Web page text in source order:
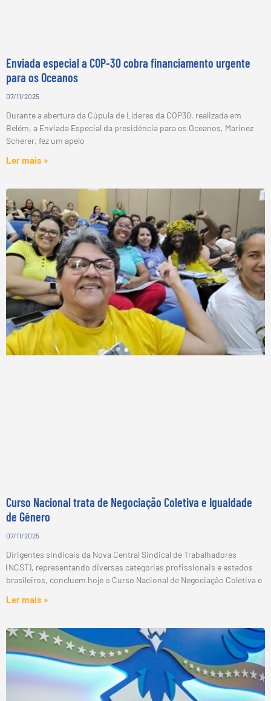
Enviada especial a COP-30 cobra financiamento urgente
para os Oceanos
07/11/2025
Durante a abertura da Cúpula de Líderes da COP30, realizada em
Belém, a Enviada Especial da presidência para os Oceanos, Marinez
Scherer, fez um apelo
Ler mais »
Curso Nacional trata de Negociação Coletiva e Igualdade
de Gênero
07/11/2025
Dirigentes sindicais da Nova Central Sindical de Trabalhadores
(NCST), representando diversas categorias profissionais e estados
brasileiros, concluem hoje o Curso Nacional de Negociação Coletiva e
Ler mais »